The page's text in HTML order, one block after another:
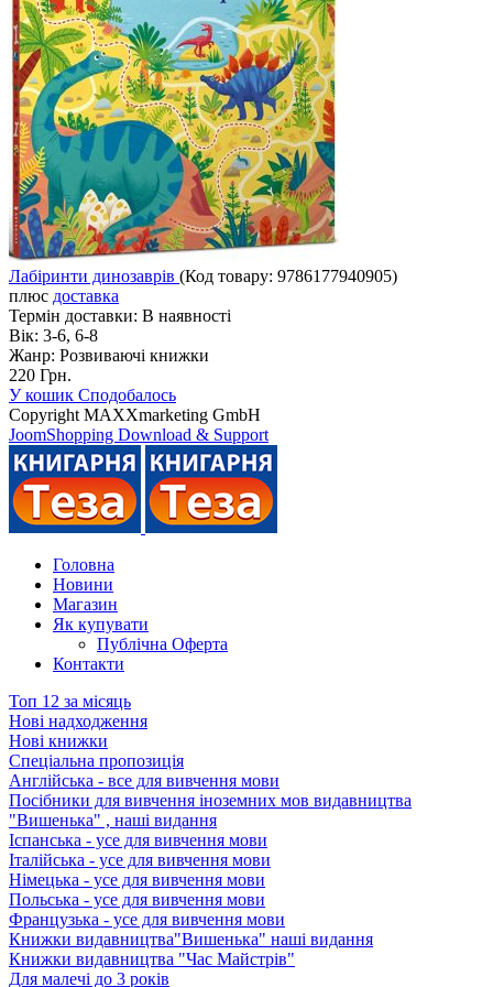
Лабіринти динозаврів (Код товару: 9786177940905)
плюс доставка
Термін доставки: В наявності
Вік: 3-6, 6-8
Жанр: Розвиваючі книжки
220 Грн.
У кошик Сподобалось
Copyright MAXXmarketing GmbH
JoomShopping Download & Support
Головна
Новини
Магазин
Як купувати
Публічна Оферта
Контакти
Топ 12 за місяць
Нові надходження
Нові книжки
Спеціальна пропозиція
Англійська - все для вивчення мови
Посібники для вивчення іноземних мов видавництва
"Вишенька" , наші видання
Іспанська - усе для вивчення мови
Італійська - усе для вивчення мови
Німецька - усе для вивчення мови
Польська - усе для вивчення мови
Французька - усе для вивчення мови
Книжки видавництва"Вишенька" наші видання
Книжки видавництва "Час Майстрів"
Для малечі до 3 років